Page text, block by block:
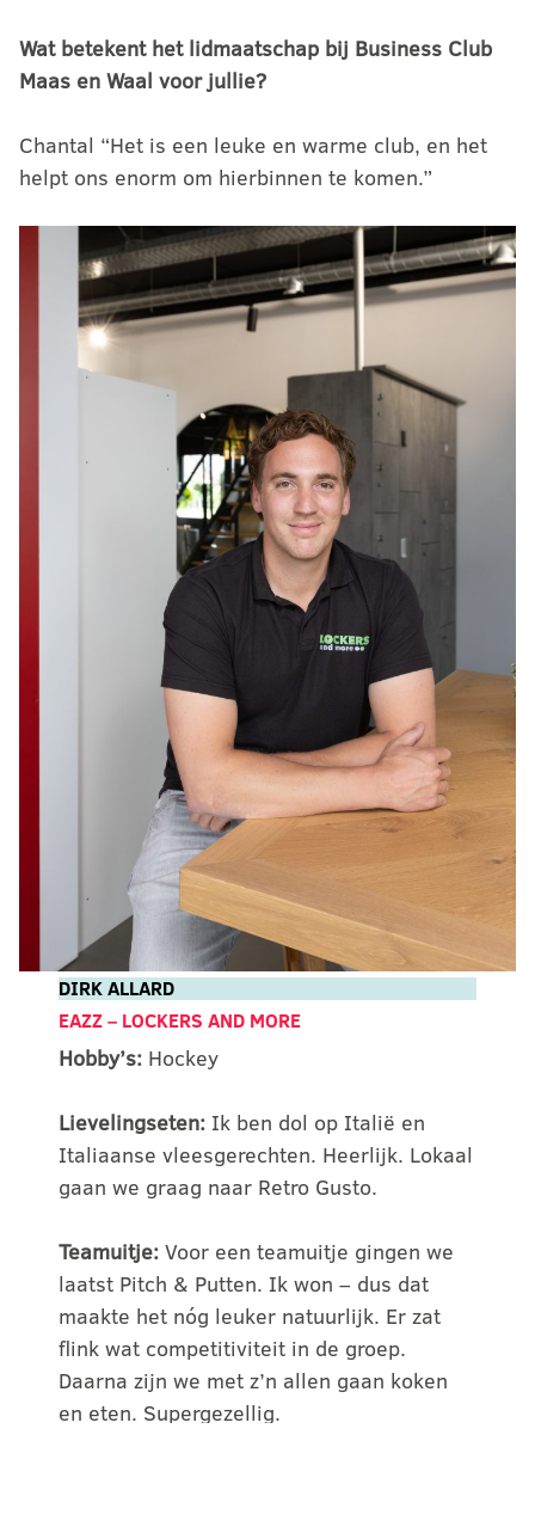
Wat betekent het lidmaatschap bij Business Club
Maas en Waal voor jullie?
Chantal “Het is een leuke en warme club, en het
helpt ons enorm om hierbinnen te komen.”
DIRK ALLARD
EAZZ – LOCKERS AND MORE
Hobby’s: Hockey
Lievelingseten: Ik ben dol op Italië en
Italiaanse vleesgerechten. Heerlijk. Lokaal
gaan we graag naar Retro Gusto.
Teamuitje:Voor een teamuitje gingen we
laatst Pitch & Putten. Ik won – dus dat
maakte het nóg leuker natuurlijk. Er zat
flink wat competitiviteit in de groep.
Daarna zijn we met z’n allen gaan koken
en eten. Supergezellig.